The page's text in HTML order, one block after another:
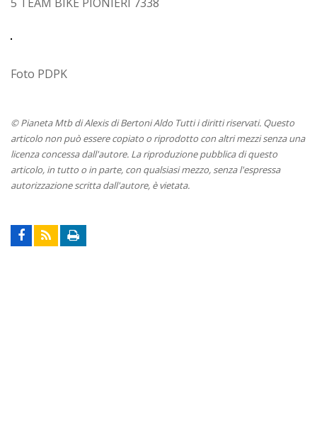
Foto PDPK
© Pianeta Mtb di Alexis di Bertoni Aldo Tutti i diritti riservati. Questo
articolo non può essere copiato o riprodotto con altri mezzi senza una
licenza concessa dall'autore. La riproduzione pubblica di questo
articolo, in tutto o in parte, con qualsiasi mezzo, senza l'espressa
autorizzazione scritta dall'autore, è vietata.